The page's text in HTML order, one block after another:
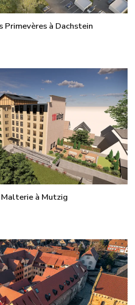
Primevères à Dachstein
Malterie à Mutzig